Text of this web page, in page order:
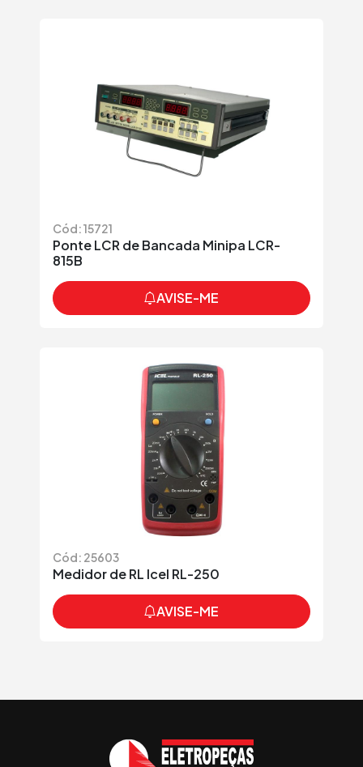
Cód: 15721
Ponte LCR de Bancada Minipa LCR-
815B
AVISE-ME
Cód: 25603
Medidor de RL Icel RL-250
AVISE-ME